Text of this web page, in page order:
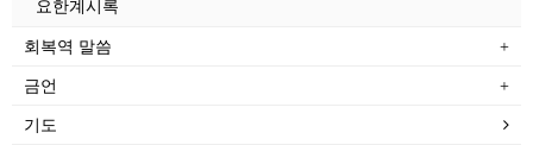
요한계시록
회복역 말씀
금언
기도